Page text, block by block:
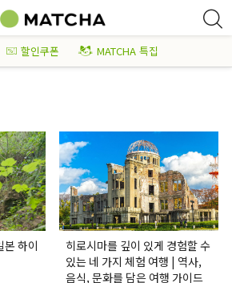
할인쿠폰 MATCHA 특집
본 하이
히로시마를 깊이 있게 경험할 수
있는 네 가지 체험 여행 | 역사,
음식, 문화를 담은 여행 가이드